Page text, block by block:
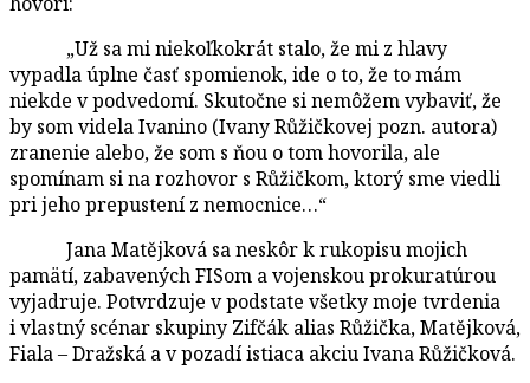
„Už sa mi niekoľkokrát stalo, že mi z hlavy
vypadla úplne časť spomienok, ide o to, že to mám
niekde v podvedomí. Skutočne si nemôžem vybaviť, že
by som videla Ivanino (Ivany Růžičkovej pozn. autora)
zranenie alebo, že som s ňou o tom hovorila, ale
spomínam si na rozhovor s Růžičkom, ktorý sme viedli
pri jeho prepustení z nemocnice…“
Jana Matějková sa neskôr k rukopisu mojich
pamätí, zabavených FISom a vojenskou prokuratúrou
vyjadruje. Potvrdzuje v podstate všetky moje tvrdenia
i vlastný scénar skupiny Zifčák alias Růžička, Matějková,
Fiala – Dražská a v pozadí istiaca akciu Ivana Růžičková.